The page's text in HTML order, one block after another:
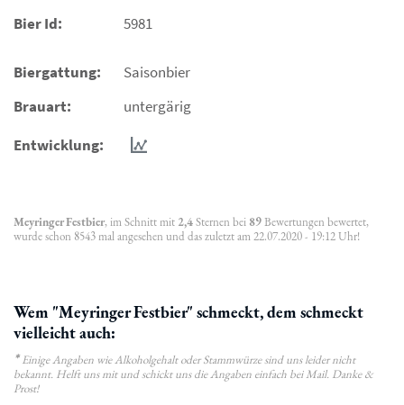
Bier Id: 5981
Biergattung:
Saisonbier
Brauart:
untergärig
Entwicklung:
Meyringer Festbier, im Schnitt mit 2,4Sternen bei 89Bewertungen bewertet,
wurde schon 8543 mal angesehen und das zuletzt am 22.07.2020 - 19:12 Uhr!
Wem "Meyringer Festbier" schmeckt, dem schmeckt
vielleicht auch:
*Einige Angaben wie Alkoholgehalt oder Stammwürze sind uns leider nicht
bekannt. Helft uns mit und schickt uns die Angaben einfach bei Mail. Danke &
Prost!